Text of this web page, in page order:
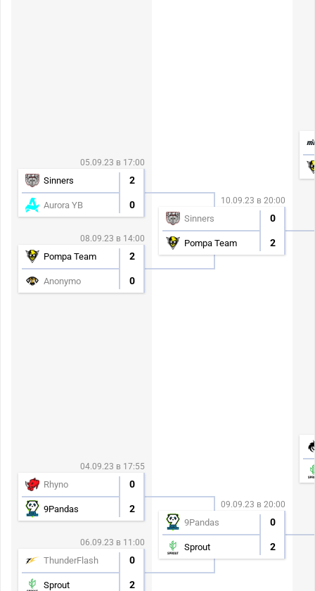
05.09.23 в 17:00
Sinners 2
Aurora YB 0
08.09.23 в 14:00
Pompa Team 2
Anonymo 0
04.09.23 в 17:55
Rhyno 0
9Pandas 2
06.09.23 в 11:00
ThunderFlash 0
Sprout 2
10.09.23 в 20:00
Sinners 0
Pompa Team 2
09.09.23 в 20:00
9Pandas 0
Sprout 2